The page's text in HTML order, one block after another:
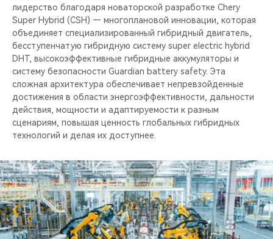
лидерство благодаря новаторской разработке Chery
Super Hybrid (CSH) — многоплановой инновации, которая
объединяет специализированный гибридный двигатель,
бесступенчатую гибридную систему super electric hybrid
DHT, высокоэффективные гибридные аккумуляторы и
систему безопасности Guardian battery safety. Эта
сложная архитектура обеспечивает непревзойденные
достижения в области энергоэффективности, дальности
действия, мощности и адаптируемости к разным
сценариям, повышая ценность глобальных гибридных
технологий и делая их доступнее.